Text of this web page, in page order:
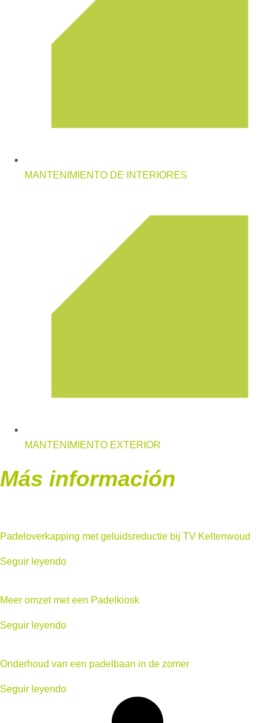
MANTENIMIENTO DE INTERIORES
MANTENIMIENTO EXTERIOR
Más información
Padeloverkapping met geluidsreductie bij TV Keltenwoud
Seguir leyendo
Meer omzet met een Padelkiosk
Seguir leyendo
Onderhoud van een padelbaan in de zomer
Seguir leyendo